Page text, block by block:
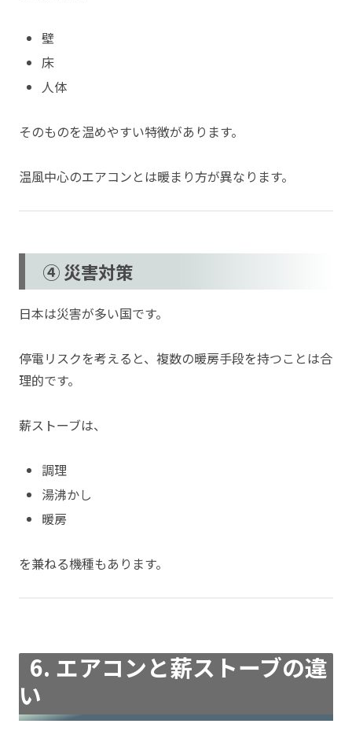
壁
床
人体
そのものを温めやすい特徴があります。
温風中心のエアコンとは暖まり方が異なります。
④ 災害対策
日本は災害が多い国です。
停電リスクを考えると、複数の暖房手段を持つことは合
理的です。
薪ストーブは、
調理
湯沸かし
暖房
を兼ねる機種もあります。
6. エアコンと薪ストーブの違
い